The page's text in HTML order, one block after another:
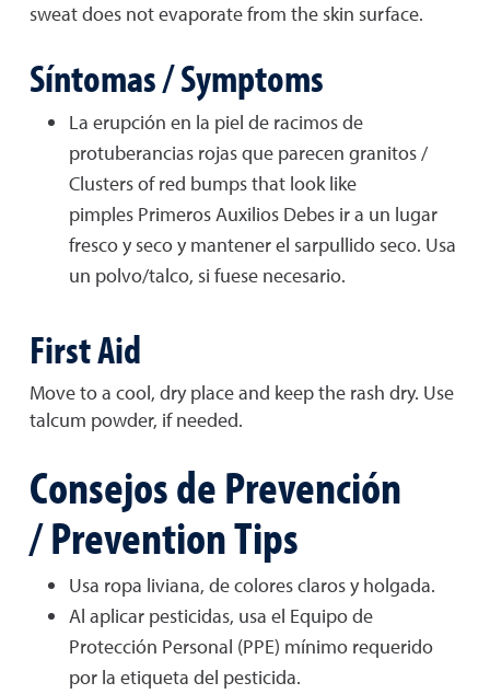
sweat does not evaporate from the skin surface.
Síntomas / Symptoms
La erupción en la piel de racimos de
protuberancias rojas que parecen granitos /
Clusters of red bumps that look like
pimples Primeros Auxilios Debes ir a un lugar
fresco y seco y mantener el sarpullido seco. Usa
un polvo/talco, si fuese necesario.
First Aid
Move to a cool, dry place and keep the rash dry. Use
talcum powder, if needed.
Consejos de Prevención
/ Prevention Tips
Usa ropa liviana, de colores claros y holgada.
Al aplicar pesticidas, usa el Equipo de
Protección Personal (PPE) mínimo requerido
por la etiqueta del pesticida.